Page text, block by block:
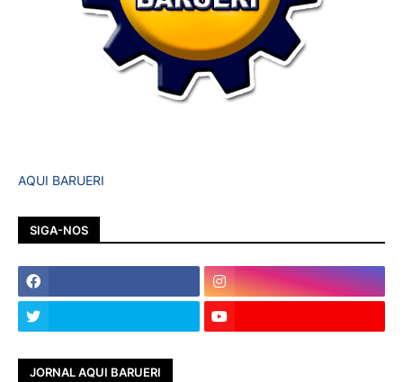
AQUI BARUERI
SIGA-NOS
JORNAL AQUI BARUERI